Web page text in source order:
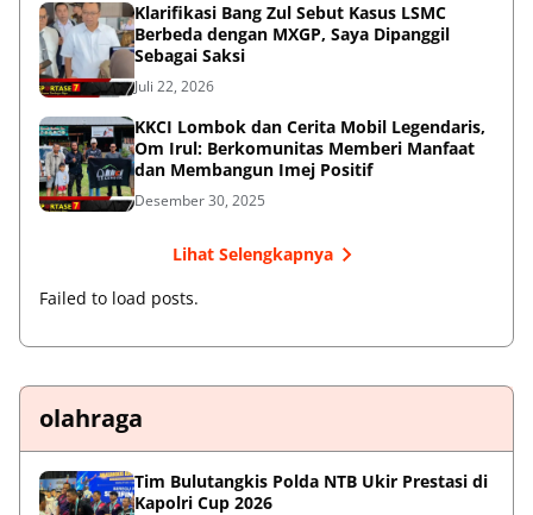
Klarifikasi Bang Zul Sebut Kasus LSMC
Berbeda dengan MXGP, Saya Dipanggil
Sebagai Saksi
Juli 22, 2026
KKCI Lombok dan Cerita Mobil Legendaris,
Om Irul: Berkomunitas Memberi Manfaat
dan Membangun Imej Positif
Desember 30, 2025
Lihat Selengkapnya
Failed to load posts.
olahraga
Tim Bulutangkis Polda NTB Ukir Prestasi di
Kapolri Cup 2026